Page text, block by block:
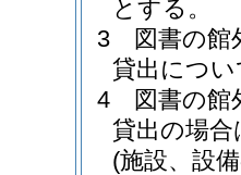
とする。
3
図書の
貸出につ
4
図書の館
貸出の場
(施設、設